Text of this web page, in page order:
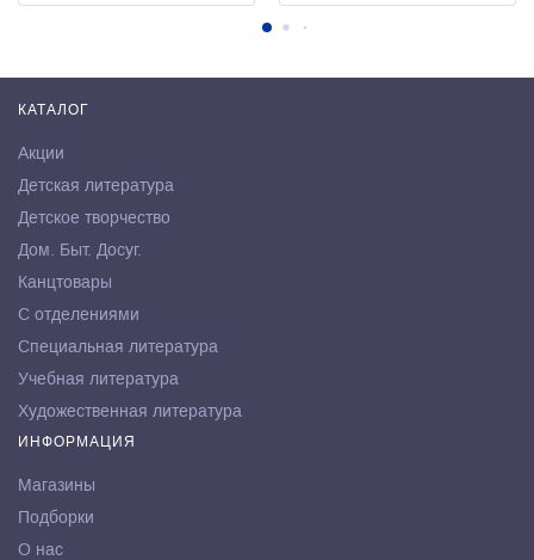
КАТАЛОГ
Акции
Детская литература
Детское творчество
Дом. Быт. Досуг.
Канцтовары
С отделениями
Специальная литература
Учебная литература
Художественная литература
ИНФОРМАЦИЯ
Магазины
Подборки
О нас